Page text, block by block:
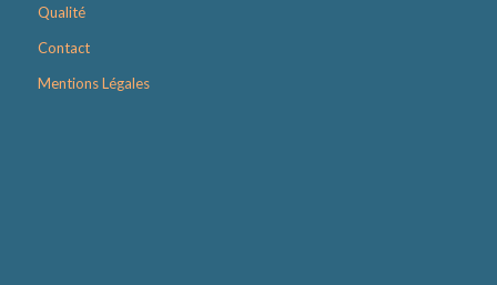
Qualité
Contact
Mentions Légales